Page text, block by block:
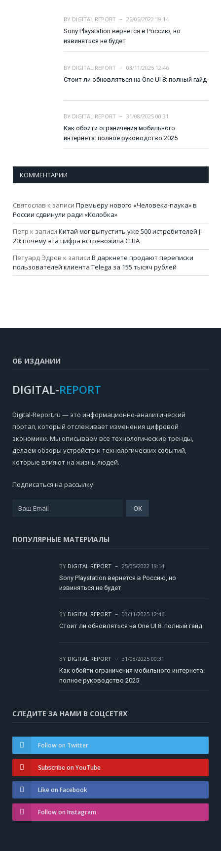
BY DIGITAL REPORT
25/05/2022 19:14
Sony Playstation вернется в Россию, но
извиняться не будет
BY DIGITAL REPORT
03/11/2025 12:46
Стоит ли обновляться на One UI 8: полный гайд
BY DIGITAL REPORT
31/08/2025 00:31
Как обойти ограничения мобильного
интернета: полное руководство 2025
КОММЕНТАРИИ
Святослав к записи Премьеру нового «Человека-паука» в
России сдвинули ради «Колобка»
Петр к записи Китай мог выпустить уже 500 истребителей J-
20: почему эта цифра встревожила США
Петуард Эдров к записи В даркнете продают переписки
пользователей клиента Telega за 155 тысяч рублей
ОБ ИЗДАНИИ
DIGITAL-REPORT
Digital-Report.ru — это информационно-аналитический
портал, который отслеживает изменения цифровой
экономики. Мы описываем все технологические тренды,
делаем обзоры устройств и технологических событий,
которые влияют на жизнь людей.
Подписаться на рассылку:
ПОПУЛЯРНЫЕ МАТЕРИАЛЫ
BY DIGITAL REPORT
25/05/2022 19:14
Sony Playstation вернется в Россию, но
извиняться не будет
BY DIGITAL REPORT
03/11/2025 12:46
Стоит ли обновляться на One UI 8: полный гайд
BY DIGITAL REPORT
31/08/2025 00:31
Как обойти ограничения мобильного интернета:
полное руководство 2025
СЛЕДИТЕ ЗА НАМИ В СОЦСЕТЯХ
Follow on Twitter
Subscribe on YouTube
Like on Facebook
Follow on Instagram